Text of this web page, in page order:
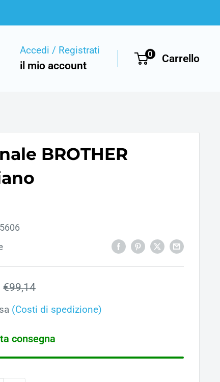
Accedi / Registrati
il mio account
0 Carrello
BROTHER
Prezzo
€99,14
(Costi di spedizione)
consegna